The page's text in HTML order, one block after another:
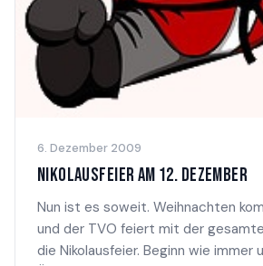
6. Dezember 2009
NIKOLAUSFEIER AM 12. DEZEMBER
Nun ist es soweit. Weihnachten
und der TVO feiert mit der
die Nikolausfeier. Beginn wie immer